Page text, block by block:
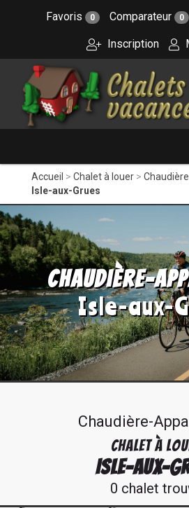
Favoris 0 Comparateur 0
Inscription
Accueil Chalet à louer
Isle-aux-Grues
Chaudière-
Isle-aux-
Chaudière-
CHALET À
ISLE-AUX-
0 chalet